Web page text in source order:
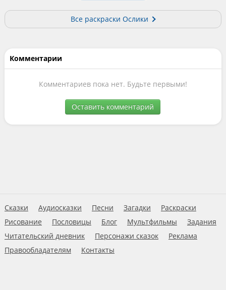
Все раскраски Ослики
Комментарии
Комментариев пока нет. Будьте первыми!
Оставить комментарий
Сказки Аудиосказки Песни Загадки
Раскраски
Рисование
Пословицы Блог Мультфильмы
Задания
Читательский дневник
Персонажи сказок
Реклама
Правообладателям
Контакты